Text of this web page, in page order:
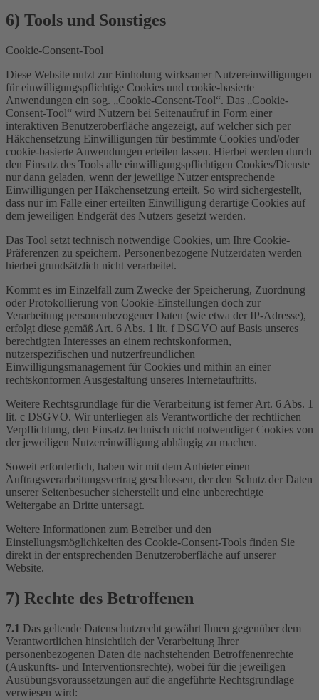
6) Tools und Sonstiges
Cookie-Consent-Tool
Diese Website nutzt zur Einholung wirksamer Nutzereinwilligungen
für einwilligungspflichtige Cookies und cookie-basierte
Anwendungen ein sog. „Cookie-Consent-Tool“. Das „Cookie-
Consent-Tool“ wird Nutzern bei Seitenaufruf in Form einer
interaktiven Benutzeroberfläche angezeigt, auf welcher sich per
Häkchensetzung Einwilligungen für bestimmte Cookies und/oder
cookie-basierte Anwendungen erteilen lassen. Hierbei werden durch
den Einsatz des Tools alle einwilligungspflichtigen Cookies/Dienste
nur dann geladen, wenn der jeweilige Nutzer entsprechende
Einwilligungen per Häkchensetzung erteilt. So wird sichergestellt,
dass nur im Falle einer erteilten Einwilligung derartige Cookies auf
dem jeweiligen Endgerät des Nutzers gesetzt werden.
Das Tool setzt technisch notwendige Cookies, um Ihre Cookie-
Präferenzen zu speichern. Personenbezogene Nutzerdaten werden
hierbei grundsätzlich nicht verarbeitet.
Kommt es im Einzelfall zum Zwecke der Speicherung, Zuordnung
oder Protokollierung von Cookie-Einstellungen doch zur
Verarbeitung personenbezogener Daten (wie etwa der IP-Adresse),
erfolgt diese gemäß Art. 6 Abs. 1 lit. f DSGVO auf Basis unseres
berechtigten Interesses an einem rechtskonformen,
nutzerspezifischen und nutzerfreundlichen
Einwilligungsmanagement für Cookies und mithin an einer
rechtskonformen Ausgestaltung unseres Internetauftritts.
Weitere Rechtsgrundlage für die Verarbeitung ist ferner Art. 6 Abs. 1
lit. c DSGVO. Wir unterliegen als Verantwortliche der rechtlichen
Verpflichtung, den Einsatz technisch nicht notwendiger Cookies von
der jeweiligen Nutzereinwilligung abhängig zu machen.
Soweit erforderlich, haben wir mit dem Anbieter einen
Auftragsverarbeitungsvertrag geschlossen, der den Schutz der Daten
unserer Seitenbesucher sicherstellt und eine unberechtigte
Weitergabe an Dritte untersagt.
Weitere Informationen zum Betreiber und den
Einstellungsmöglichkeiten des Cookie-Consent-Tools finden Sie
direkt in der entsprechenden Benutzeroberfläche auf unserer
Website.
7) Rechte des Betroffenen
7.1 Das geltende Datenschutzrecht gewährt Ihnen gegenüber dem
Verantwortlichen hinsichtlich der Verarbeitung Ihrer
personenbezogenen Daten die nachstehenden Betroffenenrechte
(Auskunfts- und Interventionsrechte), wobei für die jeweiligen
Ausübungsvoraussetzungen auf die angeführte Rechtsgrundlage
verwiesen wird: